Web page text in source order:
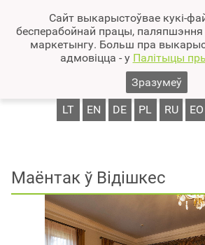
Сайт выкарыстоўвае кукі-
бесперабойнай працы,
маркетынгу. Больш пра
адмовіцца - у Палітыцы
Зразумеў
LT EN DE PL RU EO
Маёнтак ў Відішкес